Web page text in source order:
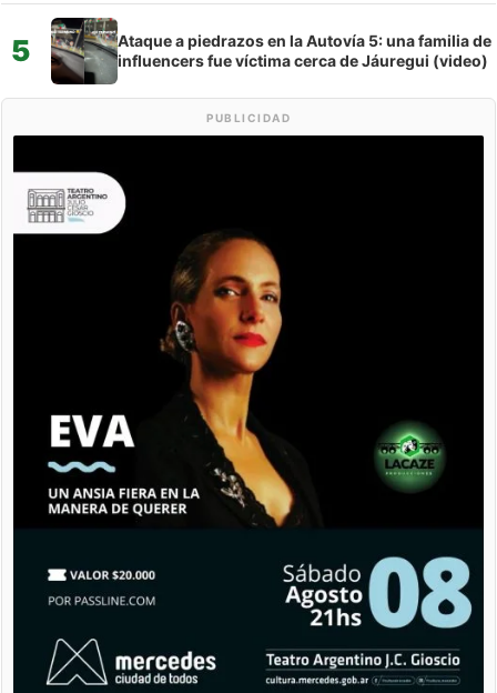
5
Ataque a piedrazos en la Autovía 5: una familia de
influencers fue víctima cerca de Jáuregui (video)
PUBLICIDAD